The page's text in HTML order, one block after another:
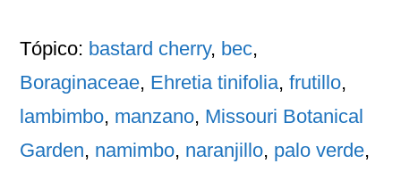
Tópico: bastard cherry, bec,
Boraginaceae, Ehretia tinifolia,frutillo,
lambimbo, manzano, Missouri Botanical
Garden, namimbo, naranjillo, palo verde,